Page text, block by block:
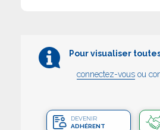
Pour visualiser
connectez-vous ou
DEVENIR
ADHÉRENT